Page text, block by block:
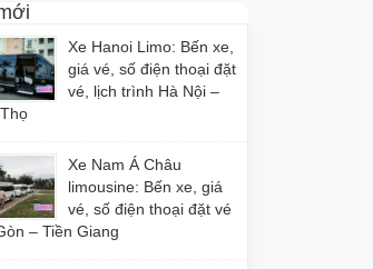
Xe Hanoi Limo: Bến xe,
giá vé, số điện thoại đặt
vé, lịch trình Hà Nội –
Xe Nam Á Châu
limousine: Bến xe, giá
vé, số điện thoại đặt vé
– Tiền Giang